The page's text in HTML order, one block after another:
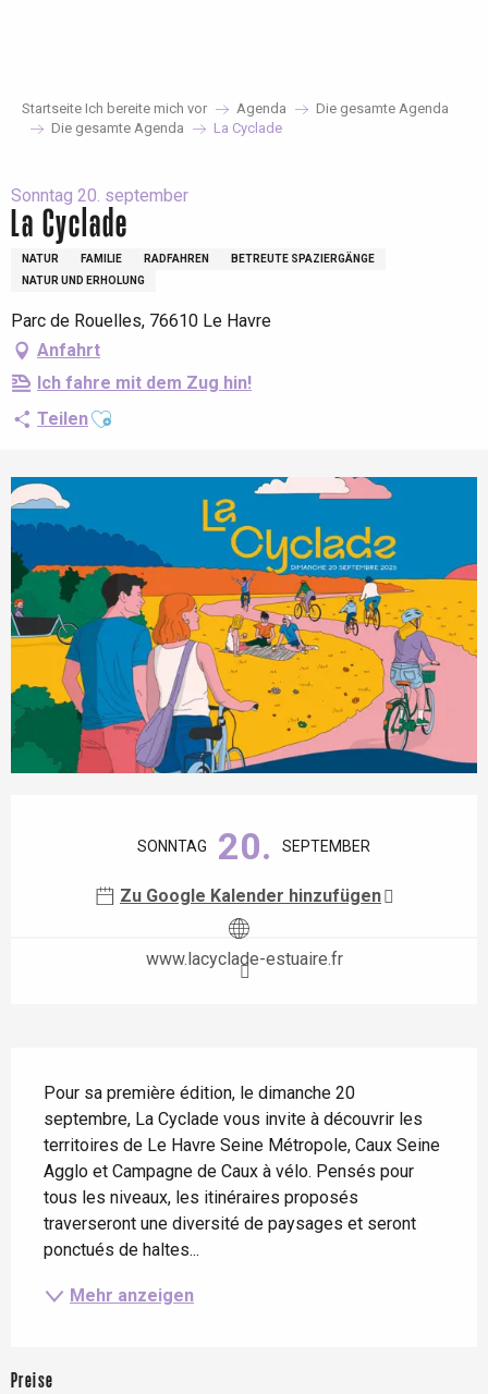
Startseite Ich bereite mich vor Agenda
Die gesamte Agenda
Die gesamte Agenda
La Cyclade
Sonntag 20. september
La Cyclade
NATUR FAMILIE RADFAHREN
BETREUTE SPAZIERGÄNGE
NATUR UND ERHOLUNG
Parc de Rouelles, 76610 Le Havre
Anfahrt
Ich fahre mit dem Zug hin!
TeilenAjouter aux favoris
SONNTAG 20. SEPTEMBER
Zu Google Kalender hinzufügen
www.lacyclade-estuaire.fr
Pour sa première édition, le dimanche 20
septembre, La Cyclade vous invite à découvrir les
territoires de Le Havre Seine Métropole, Caux Seine
Agglo et Campagne de Caux à vélo. Pensés pour
tous les niveaux, les itinéraires proposés
traverseront une diversité de paysages et seront
ponctués de haltes...
Mehr anzeigen
Preise